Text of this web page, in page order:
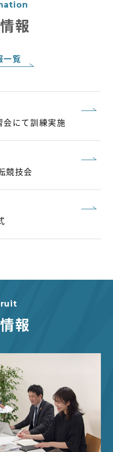
報
一覧
にて訓練実施
競技会
報